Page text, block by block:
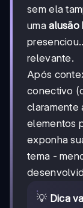
sem ela
umaalusão
relevante.
Após
conectivo
claramente
elementos
exponha
tema -
💡 Dica